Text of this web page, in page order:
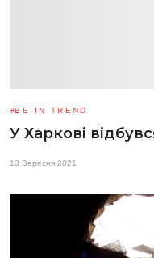
BE IN TREND
У Харкові
13 Вересня 2021